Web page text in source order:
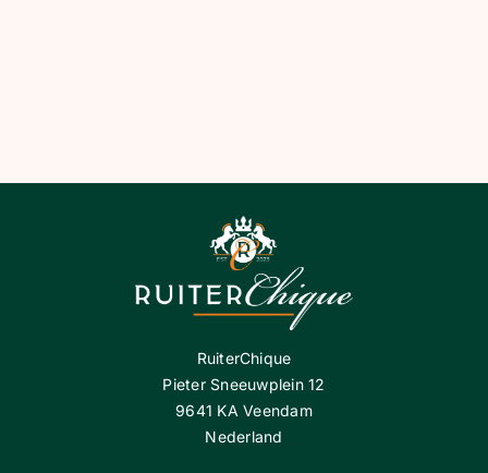
RuiterChique
Pieter Sneeuwplein 12
9641 KA Veendam
Nederland